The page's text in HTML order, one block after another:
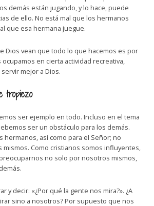
demás están jugando, y lo hace, puede
de ello. No está mal que los hermanos
que esa hermana juegue.
Dios vean que todo lo que hacemos es por
ocupamos en cierta actividad recreativa,
mejor a Dios.
tropiezo
ser ejemplo en todo. Incluso en el tema
ser un obstáculo para los demás.
hermanos, así como para el Señor; no
mismos. Como cristianos somos influyentes,
no solo por nosotros mismos,
y decir: «¿Por qué la gente nos mira?». ¿A
sino a nosotros? Por supuesto que nos